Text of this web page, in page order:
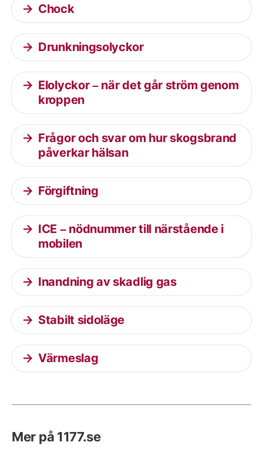
Chock
Drunkningsolyckor
Elolyckor – när det går ström genom
kroppen
Frågor och svar om hur skogsbrand
påverkar hälsan
Förgiftning
ICE – nödnummer till närstående i
mobilen
Inandning av skadlig gas
Stabilt sidoläge
Värmeslag
Mer på 1177.se